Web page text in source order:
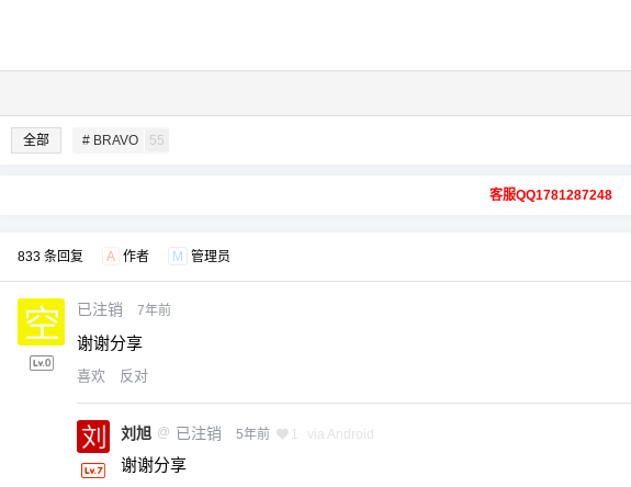
全部 # BRAVO 55
客服QQ1781287248
833 条回复 A 作者 M 管理员
已注销 7年前
谢谢分享
喜欢 反对
刘旭 @ 已注销 5年前 1 via Android
谢谢分享